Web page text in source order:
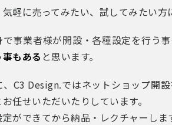
軽に売ってみたい、試してみたい
事業者様が開設・各種設定を行う事
もある と思います。
、C3 Design.ではネットショップ開
任せいただいたりしています。
ができてから納品・レクチャーしま